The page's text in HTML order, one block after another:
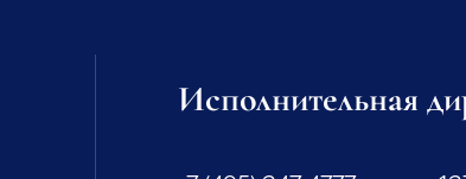
Исполнительная